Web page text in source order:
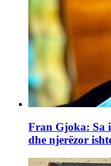
Fran Gjoka: Sa
dhe njerëzor